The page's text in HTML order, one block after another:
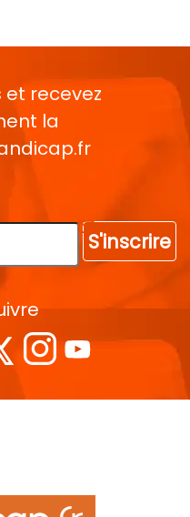
et recevez
la
S'inscrire